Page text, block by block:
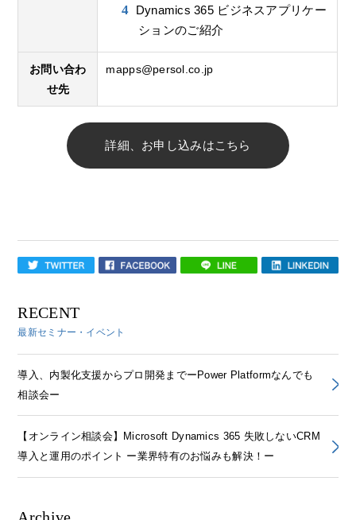
Dynamics 365 ビジネスアプリケー
ションのご紹介
お問い合わ
せ先
mapps@persol.co.jp
詳細、お申し込みはこちら
RECENT
最新セミナー・イベント
導入、内製化支援からプロ開発までーPower Platformなんでも
相談会ー
【オンライン相談会】Microsoft Dynamics 365 失敗しないCRM
導入と運用のポイント ー業界特有のお悩みも解決！ー